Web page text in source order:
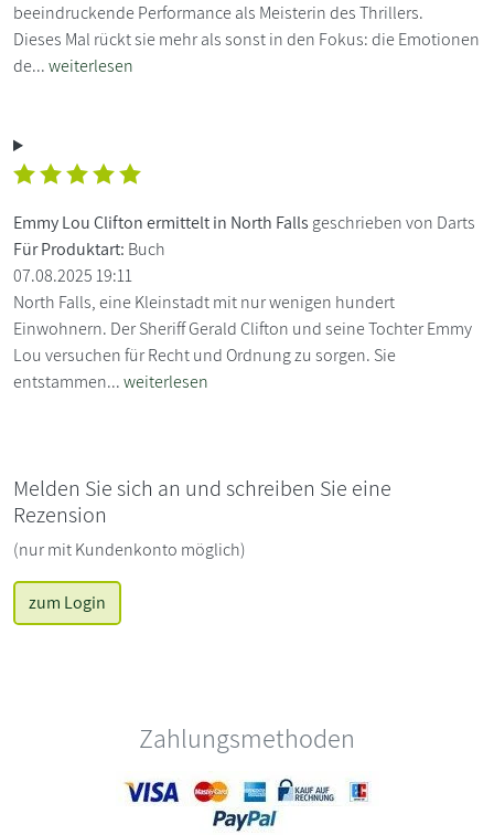
beeindruckende Performance als Meisterin des Thrillers.
Dieses Mal rückt sie mehr als sonst in den Fokus: die Emotionen
de...weiterlesen
Emmy Lou Clifton ermittelt in North Falls geschrieben von Darts
Für Produktart: Buch
07.08.2025 19:11
North Falls, eine Kleinstadt mit nur wenigen hundert
Einwohnern. Der Sheriff Gerald Clifton und seine Tochter Emmy
Lou versuchen für Recht und Ordnung zu sorgen. Sie
entstammen...weiterlesen
Melden Sie sich an und schreiben Sie eine
Rezension
(nur mit Kundenkonto möglich)
zum Login
Zahlungsmethoden